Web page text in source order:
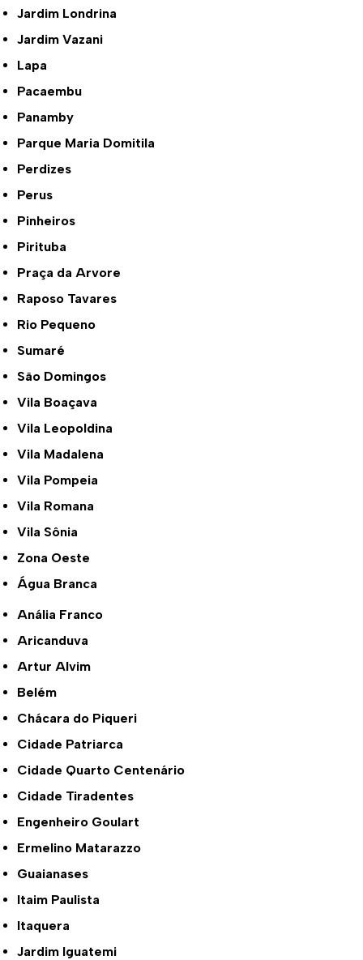
Jardim Londrina
Jardim Vazani
Lapa
Pacaembu
Panamby
Parque Maria Domitila
Perdizes
Perus
Pinheiros
Pirituba
Praça da Arvore
Raposo Tavares
Rio Pequeno
Sumaré
São Domingos
Vila Boaçava
Vila Leopoldina
Vila Madalena
Vila Pompeia
Vila Romana
Vila Sônia
Zona Oeste
Água Branca
Anália Franco
Aricanduva
Artur Alvim
Belém
Chácara do Piqueri
Cidade Patriarca
Cidade Quarto Centenário
Cidade Tiradentes
Engenheiro Goulart
Ermelino Matarazzo
Guaianases
Itaim Paulista
Itaquera
Jardim Iguatemi